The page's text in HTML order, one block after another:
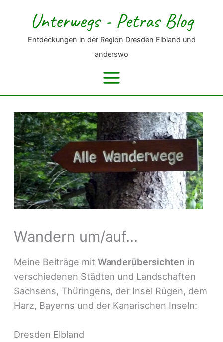
springen
Unterwegs - Petras Blog
Entdeckungen in der Region Dresden Elbland und
anderswo
Wandern um/auf…
Meine Beiträge mitWanderübersichten in
verschiedenen Städten und Landschaften
Sachsens, Thüringens, der Insel Rügen, dem
Harz, Bayerns und der Kanarischen Inseln:
Dresden Elbland